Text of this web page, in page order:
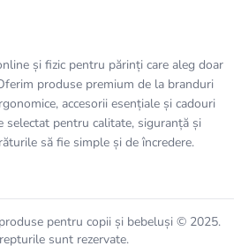
și fizic pentru părinți care aleg doar
produse premium de la branduri
accesorii esențiale și cadouri
selectat pentru calitate, siguranță și
să fie simple și de încredere.
pentru copii și bebeluși © 2025.
sunt rezervate.